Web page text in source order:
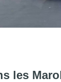
l'article
les